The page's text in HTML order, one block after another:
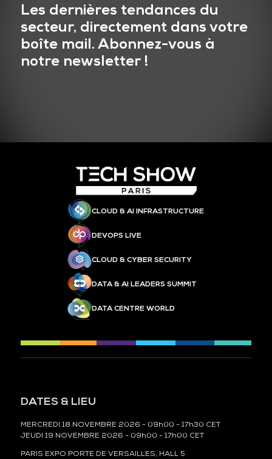
Les dernières tendances du
secteur, directement dans votre
boîte mail. Abonnez-vous à
notre newsletter !
CLOUD & AI INFRASTRUCTURE
DEVOPS LIVE
CLOUD & CYBER SECURITY
DATA & AI LEADERS SUMMIT
DATA CENTRE WORLD
DATES & LIEU
MERCREDI 18 NOVEMBRE 2026 - 09h00 - 17h30 CET
JEUDI 19 NOVEMBRE 2026 - 09h00 - 17h00 CET
PARIS EXPO PORTE DE VERSAILLES, HALL 5